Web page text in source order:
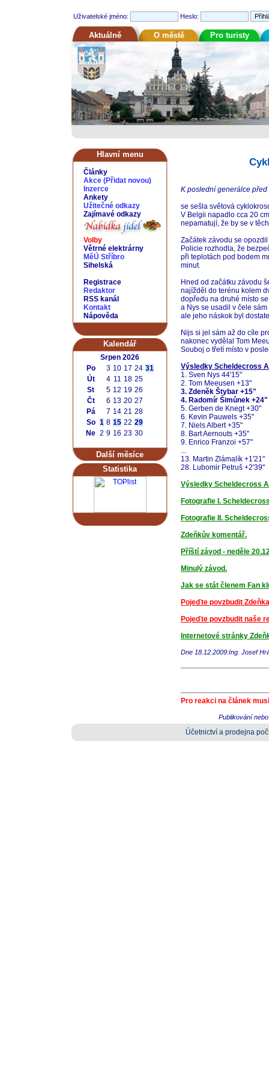
Uživatelské jméno: Heslo:
Aktuálně O městě Pro turisty
Hlavní menu
Články
Akce (Přidat novou)
Inzerce
Ankety
Užitečné odkazy
Zajímavé odkazy
Volby
Větrné elektrárny
MěÚ Stříbro
Sihelská
Registrace
Redaktor
RSS kanál
Kontakt
Nápověda
Kalendář
Srpen 2026
Po
3 10 17 24 31
Út
4 11 18 25
St
5 12 19 26
Čt
6 13 20 27
Pá
7 14 21 28
So 1 8 15 22 29
Ne 2 9 16 23 30
Další měsíce
Statistika
K poslední generálce
se sešla světová
V Belgii napadlo cca 20
nepamatují, že by se v
Začátek závodu se
Policie rozhodla, že
při teplotách pod bodem
minut.
Hned od začátku závodu
najížděl do terénu kolem
dopředu na druhé místo
a Nys se usadil v čele
ale jeho náskok byl
Nijs si jel sám až do cíle
nakonec vydělal Tom
Souboj o třetí místo v
Výsledky Scheldecross
1. Sven Nys 44'15"
2. Tom Meeusen +13"
3. Zdeněk Štybar +15"
4. Radomír Šimůnek +24"
5. Gerben de Knegt +30"
6. Kevin Pauwels +35"
7. Niels Albert +35"
8. Bart Aernouts +35"
9. Enrico Franzoi +57"
...
13. Martin Zlámalík +1'21"
28. Lubomir Petruš +2'39"
Výsledky Scheldecross
Fotografie I.
Fotografie II.
Zdeňkův komentář.
Příští závod - neděle
Minulý závod.
Jak se stát členem Fan
Pojeďte povzbudit
Pojeďte povzbudit naše
Internetové stránky
Dne 18.12.2009:Ing. Josef
Pro reakci na článek
Publikování
Účetnictví a prodejna